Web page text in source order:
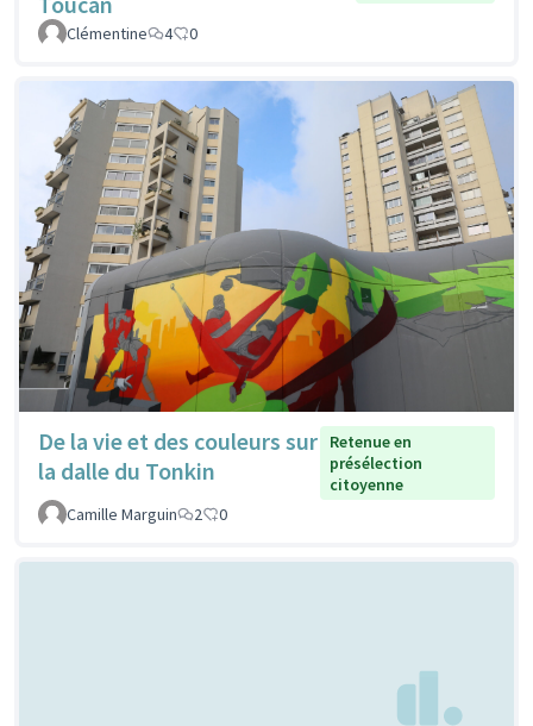
Clémentine 4 0
De la vie et des couleurs sur
la dalle du Tonkin
Retenue en
présélection
citoyenne
Camille Marguin
2 0